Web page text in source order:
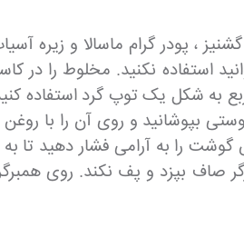
، پودر گرام ماسالا و زیره